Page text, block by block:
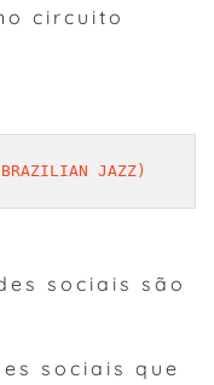
circuito
BRAZILIAN JAZZ)
sociais são
sociais que